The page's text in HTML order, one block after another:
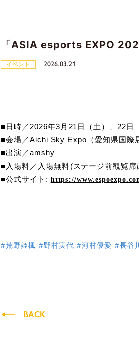
「ASIA esports EXPO
イベント 2026.03.21
■日時／ 2026年3 月 21 日（土）、 22 日
■会場／Aichi Sky Expo （愛知県国
■出演／amshy
■入場料／入場無料(ステージ前観覧
■公式サイト : https://
#荒野姫楓 #野村実代 #河村優愛 #長谷
BACK